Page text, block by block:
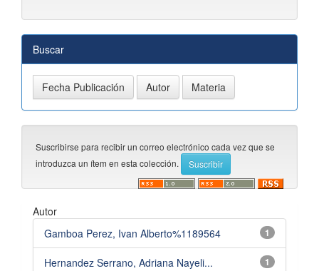
Buscar
Suscribirse para recibir un correo electrónico cada vez que se
introduzca un ítem en esta colección.
Autor
1
Gamboa Perez, Ivan Alberto%1189564
1
Hernandez Serrano, Adriana Nayeli...